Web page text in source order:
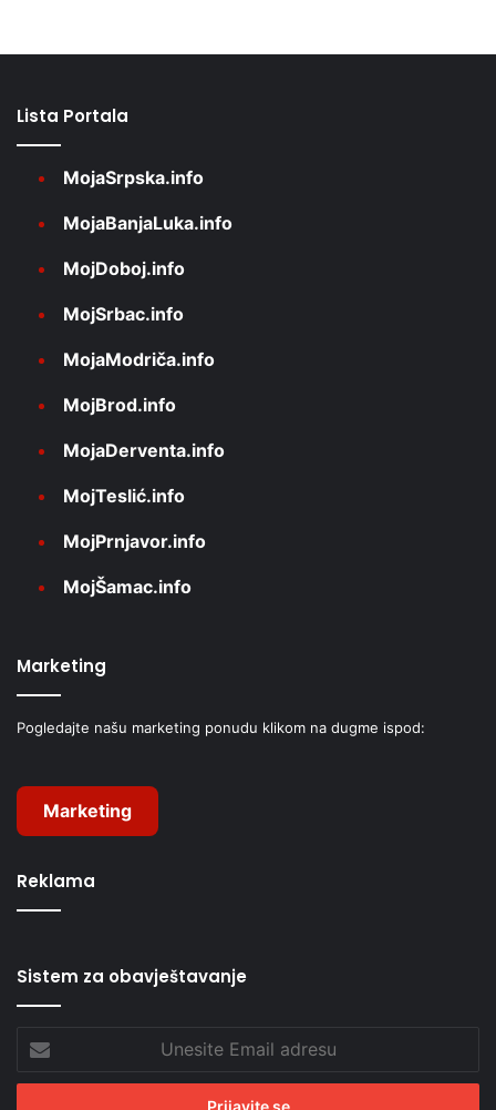
Lista Portala
MojaSrpska.info
MojaBanjaLuka.info
MojDoboj.info
MojSrbac.info
MojaModriča.info
MojBrod.info
MojaDerventa.info
MojTeslić.info
MojPrnjavor.info
MojŠamac.info
Marketing
Pogledajte našu marketing ponudu klikom na dugme ispod:
Marketing
Reklama
Sistem za obavještavanje
Unesite
Email
adresu